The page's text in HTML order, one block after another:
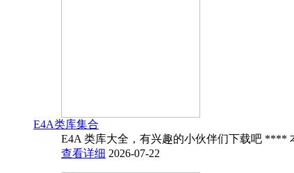
E4A类库集合
E4A 类库大全，有兴趣的小伙伴们下载吧 ****
查看详细 2026-07-22